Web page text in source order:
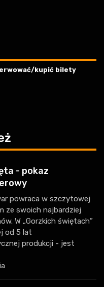
kupić bilety
- pokaz
powraca w szczytowej
ze swoich najbardziej
W „Gorzkich świętach”
od 5 lat
produkcji - jest